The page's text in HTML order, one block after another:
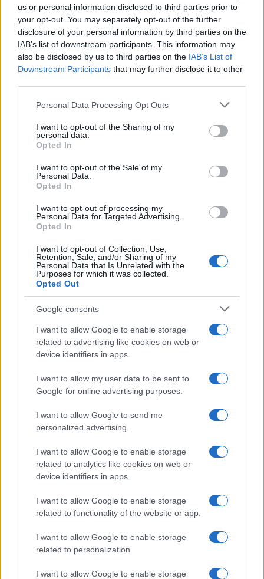
us or personal information disclosed to third parties prior to
your opt-out. You may separately opt-out of the further
disclosure of your personal information by third parties on the
IAB’s list of downstream participants. This information may
also be disclosed by us to third parties on the IAB’s List of
Downstream Participants that may further disclose it to other
Please note that this website/app uses one or more Google
not limited to your visit or usage behaviour. You may click to
grant or deny consent to Google and its third-party tags to
use your data for below specified purposes in below Google
consent section.
Personal Data Processing Opt Outs
I want to opt-out of the Sharing of my
personal data.
Opted In
I want to opt-out of the Sale of my
Personal Data.
Opted In
I want to opt-out of processing my
Personal Data for Targeted Advertising.
Opted In
I want to opt-out of Collection, Use,
Retention, Sale, and/or Sharing of my
Personal Data that Is Unrelated with the
Purposes for which it was collected.
Opted Out
Google consents
I want to allow Google to enable storage
related to advertising like cookies on web or
device identifiers in apps.
I want to allow my user data to be sent to
Google for online advertising purposes.
I want to allow Google to send me
personalized advertising.
I want to allow Google to enable storage
related to analytics like cookies on web or
device identifiers in apps.
I want to allow Google to enable storage
related to functionality of the website or app.
I want to allow Google to enable storage
related to personalization.
I want to allow Google to enable storage
Inviaci le tue segnalazioni,
i tuoi video e le tue foto
Su WhatsApp al numero +39
345 356 7512
Entra nel canale telegram di
GalluraOggi.it
Ricevi le nostre ultime news
Condividi l'articolo
F
a
ce
b
o
o
k
T
w
it
te
r
Pi
n
te
re
st
W
h
at
s
A
p
p
S
h
a
re
Articolo precedente
Michelle Hunziker in Gallura, bella anche dal
vivo: un amico vip svela come fa